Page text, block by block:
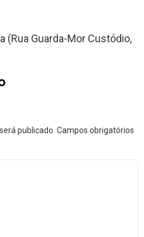
(Rua Guarda-Mor Custódio,
publicado. Campos obrigatórios